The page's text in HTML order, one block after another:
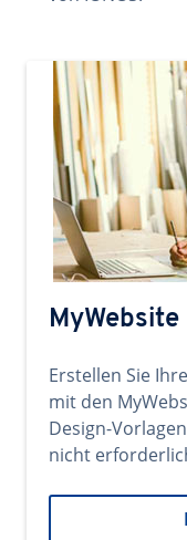
MyWebsite
Erstellen Sie
mit den
Design-
nicht